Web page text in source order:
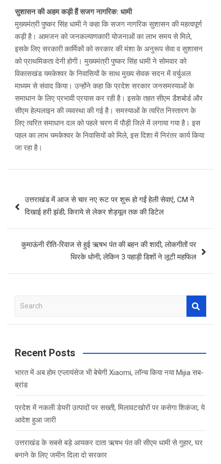
सुशासन की अहम कड़ी हैं सजग नागरिक: धामी
मुख्यमंत्री पुष्कर सिंह धामी ने कहा कि सजग नागरिक सुशासन की महत्वपूर्ण
कड़ी है। आमजन को जनकल्याणकारी योजनाओं का लाभ समय से मिले,
इसके लिए सरकारी कार्मिकों को सरकार की मंशा के अनुरूप सेवा व सुशासन
को प्राथमिकता देनी होगी। मुख्यमंत्री पुष्कर सिंह धामी ने सोमवार को
विकासखंड यमकेश्वर के निवासियों के साथ मुख्य सेवक सदन में वर्चुअल
माध्यम से संवाद किया। उन्होंने कहा कि प्रदेश सरकार जनसमस्याओं के
समाधान के लिए प्रभावी प्रयास कर रही है। इसके तहत सीएम डैशबोर्ड और
सीएम हेल्पलाइन की व्यवस्था की गई है। समस्याओं के त्वरित निस्तारण के
लिए त्वरित समाधान दल को पहले चरण में पौड़ी जिले में लगाया गया है। इस
पहल का लाभ यमकेश्वर के निवासियों को मिले, इस दिशा में निरंतर कार्य किया
जा रहा है।
navigation
उत्तराखंड में आज से चार नए रूट पर शुरू हो गईं हेली सेवाएं, CM ने
दिखाई हरी झंडी; किराये से लेकर शेड्यूल तक की डिटेल
कुमाऊंनी रीति-रिवाज से हुई ऋषभ पंत की बहन की शादी, लोकगीतों पर
थिरके धोनी; लेकिन 3 पहाड़ी डिशों ने लूटी महफ‍िल
a
c
Recent Posts
भारत में अब होम एप्लायंसेज भी बेचेगी Xiaomi, लॉन्च किया नया Mijia सब-
ब्रांड
प्रदेश में नकली डेयरी उत्पादों पर सख्ती, मिलावटखोरों पर कसेगा शिकंजा, ये
आदेश हुआ जारी
उत्तराखंड के सबसे बड़े आयकर दाता ऋषभ पंत की सीएम धामी से गुहार, घर
बनाने के लिए जमीन दिला दो सरकार